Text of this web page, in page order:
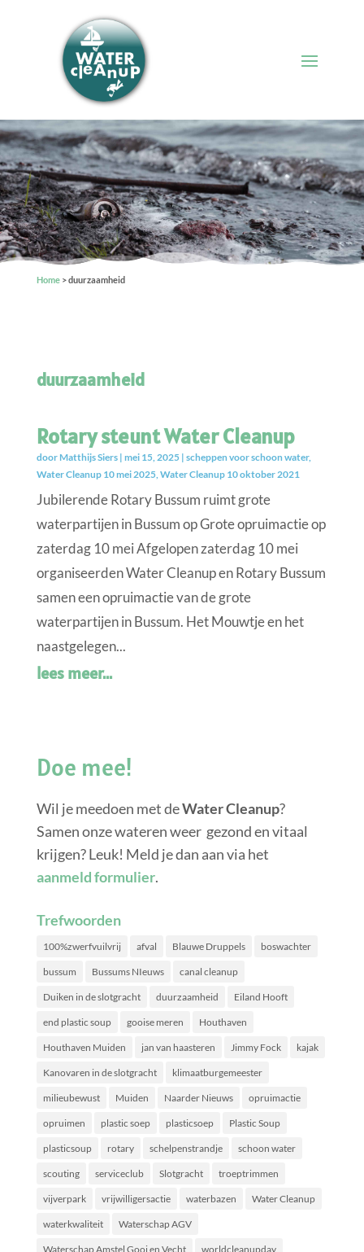
Home>duurzaamheid
duurzaamheid
Rotary steunt Water Cleanup
door Matthijs Siers| mei 15, 2025| scheppen voor schoon water,
Water Cleanup 10 mei 2025,Water Cleanup 10 oktober 2021
Jubilerende Rotary Bussum ruimt grote
waterpartijen in Bussum op Grote opruimactie op
zaterdag 10 mei Afgelopen zaterdag 10 mei
organiseerden Water Cleanup en Rotary Bussum
samen een opruimactie van de grote
waterpartijen in Bussum. Het Mouwtje en het
naastgelegen...
lees meer...
Doe mee!
Wil je meedoen met deWater Cleanup?
Samen onze wateren weer gezond en vitaal
krijgen? Leuk! Meld je dan aan via het
aanmeld formulier.
Trefwoorden
100%zwerfvuilvrij afval Blauwe Druppels boswachter
bussum Bussums NIeuws canal cleanup
Duiken in de slotgracht duurzaamheid Eiland Hooft
end plastic soup gooise meren Houthaven
Houthaven Muiden jan van haasteren Jimmy Fock kajak
Kanovaren in de slotgracht klimaatburgemeester
milieubewust Muiden Naarder Nieuws opruimactie
opruimen plastic soep plasticsoep Plastic Soup
plasticsoup rotary schelpenstrandje schoon water
scouting serviceclub Slotgracht troeptrimmen
vijverpark vrijwilligersactie waterbazen Water Cleanup
waterkwaliteit Waterschap AGV
Waterschap Amstel Gooi en Vecht worldcleanupday